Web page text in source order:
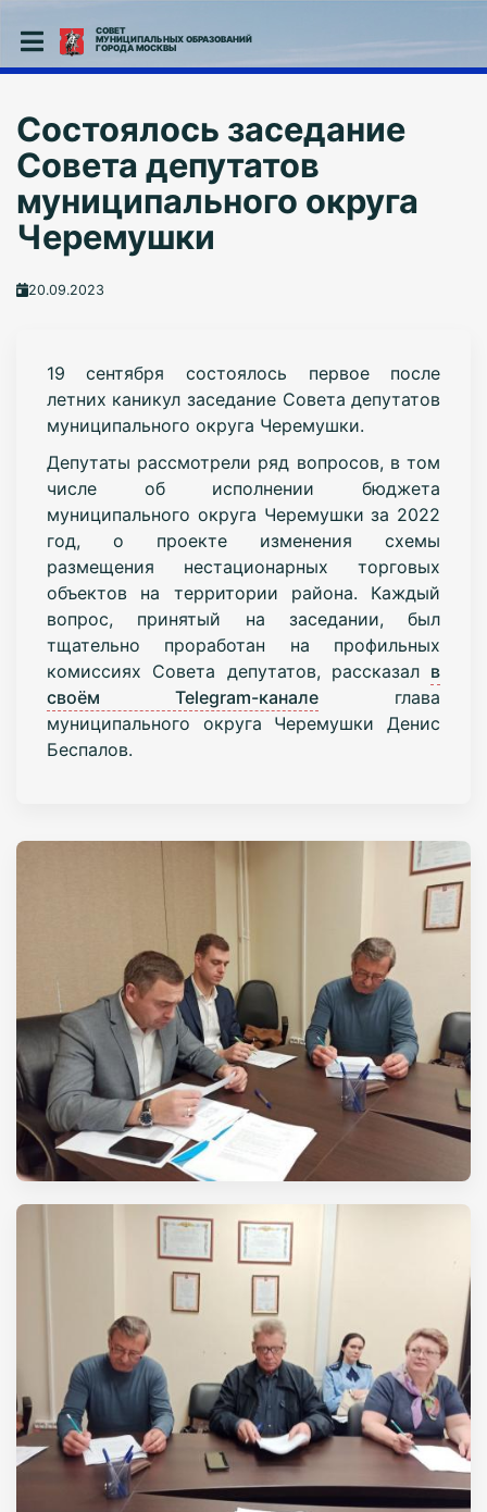
СОВЕТ
МУНИЦИПАЛЬНЫХ ОБРАЗОВАНИЙ
ГОРОДА МОСКВЫ
Состоялось заседание
Совета депутатов
муниципального округа
Черемушки
20.09.2023
19 сентября состоялось первое после
летних каникул заседание Совета депутатов
муниципального округа Черемушки.
Депутаты рассмотрели ряд вопросов, в том
числе об исполнении бюджета
муниципального округа Черемушки за 2022
год, о проекте изменения схемы
размещения нестационарных торговых
объектов на территории района. Каждый
вопрос, принятый на заседании, был
тщательно проработан на профильных
комиссиях Совета депутатов, рассказал в
своём Telegram-канале глава
муниципального округа Черемушки Денис
Беспалов.